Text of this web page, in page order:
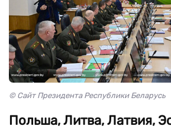
© Сайт Президента Республики Беларусь
Польша, Литва, Латвия,